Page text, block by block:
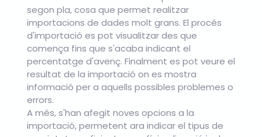
segon pla, cosa que permet realitzar
importacions de dades molt grans. El procés
d'importació es pot visualitzar des que
comença fins que s'acaba indicant el
percentatge d'avenç. Finalment es pot veure el
resultat de la importació on es mostra
informació per a aquells possibles problemes o
errors.
A més, s'han afegit noves opcions a la
importació, permetent ara indicar el tipus de